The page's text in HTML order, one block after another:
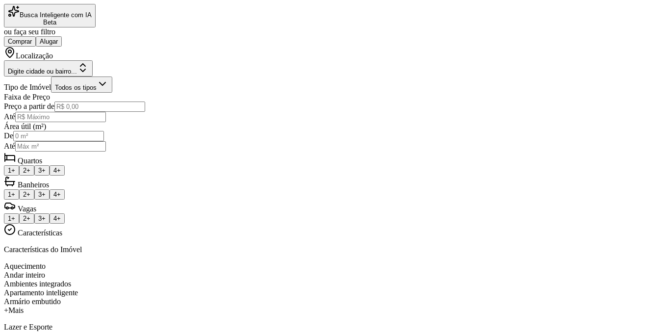
Busca Inteligente com IA
Beta
ou faça seu filtro
Comprar Alugar
Localização
Digite cidade ou bairro...
Tipo de Imóvel Todos os tipos
Faixa de Preço
Preço a partir de
Até
Área útil (m²)
De
Até
Quartos
1+ 2+ 3+ 4+
Banheiros
1+ 2+ 3+ 4+
Vagas
1+ 2+ 3+ 4+
Características
Características do Imóvel
Aquecimento
Andar inteiro
Ambientes integrados
Apartamento inteligente
Armário embutido
+Mais
Lazer e Esporte